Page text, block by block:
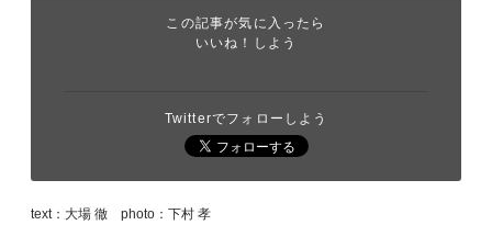
この記事が気に入ったら
いいね！しよう
Twitterでフォローしよう
text：大場 徹 photo：下村 孝